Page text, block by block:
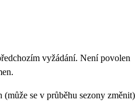
vyžádání. Není povolen
se v průběhu sezony změnit)